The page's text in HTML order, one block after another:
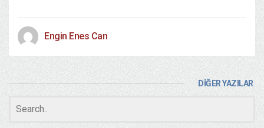
Engin Enes Can
DİĞER YAZILAR